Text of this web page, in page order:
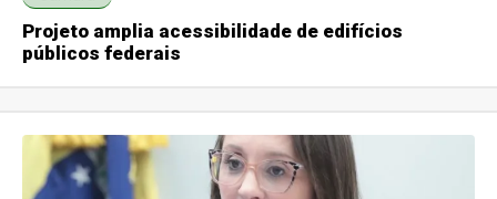
Projeto amplia acessibilidade de edifícios
públicos federais